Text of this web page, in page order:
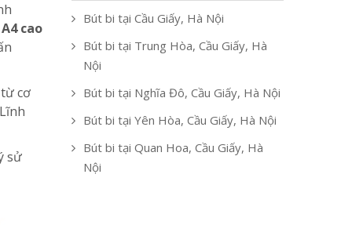
cao
cơ
sử
Bút bi tại Cầu Giấy, Hà Nội
Bút bi tại Trung Hòa, Cầu Giấy, Hà
Nội
Bút bi tại Nghĩa Đô, Cầu Giấy, Hà Nội
Bút bi tại Yên Hòa, Cầu Giấy, Hà Nội
Bút bi tại Quan Hoa, Cầu Giấy, Hà
Nội